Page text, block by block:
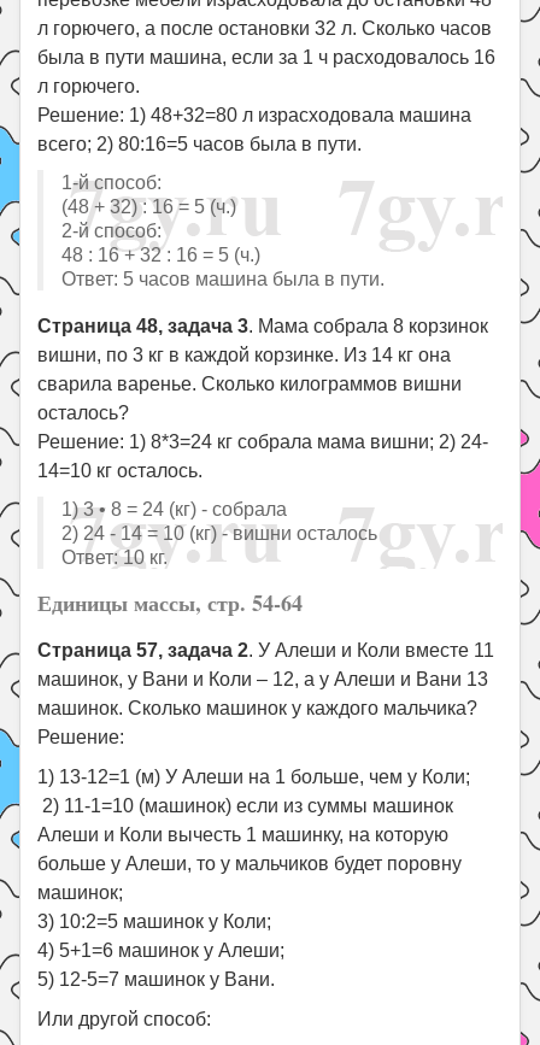
л горючего, а после остановки 32 л. Сколько часов
была в пути машина, если за 1 ч расходовалось 16
л горючего.
Решение: 1) 48+32=80 л израсходовала машина
всего; 2) 80:16=5 часов была в пути.
1-й способ:
(48 + 32) : 16 = 5 (ч.)
2-й способ:
48 : 16 + 32 : 16 = 5 (ч.)
Ответ: 5 часов машина была в пути.
Страница 48, задача 3. Мама собрала 8 корзинок
вишни, по 3 кг в каждой корзинке. Из 14 кг она
сварила варенье. Сколько килограммов вишни
осталось?
Решение: 1) 8*3=24 кг собрала мама вишни; 2) 24-
14=10 кг осталось.
1) 3 • 8 = 24 (кг) - собрала
2) 24 - 14 = 10 (кг) - вишни осталось
Ответ: 10 кг.
Единицы массы, стр. 54-64
Страница 57, задача 2. У Алеши и Коли вместе 11
машинок, у Вани и Коли – 12, а у Алеши и Вани 13
машинок. Сколько машинок у каждого мальчика?
Решение:
1) 13-12=1 (м) У Алеши на 1 больше, чем у Коли;
2) 11-1=10 (машинок) если из суммы машинок
Алеши и Коли вычесть 1 машинку, на которую
больше у Алеши, то у мальчиков будет поровну
машинок;
3) 10:2=5 машинок у Коли;
4) 5+1=6 машинок у Алеши;
5) 12-5=7 машинок у Вани.
Или другой способ: